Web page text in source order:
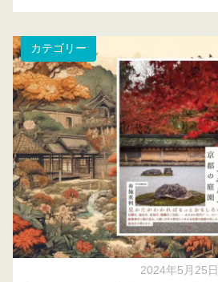
カテゴリー
2024年5月25日